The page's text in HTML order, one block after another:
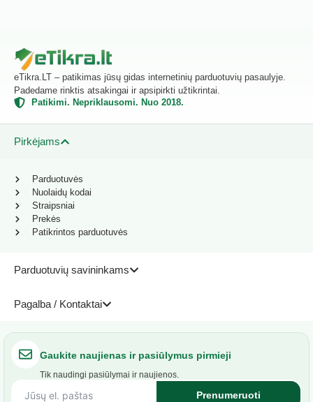
eTikra.LT – patikimas jūsų gidas internetinių parduotuvių pasaulyje.
Padedame rinktis atsakingai ir apsipirkti užtikrintai.
Patikimi. Nepriklausomi. Nuo 2018.
Pirkėjams
Parduotuvių savininkams
Pagalba / Kontaktai
Parduotuvės
Nuolaidų kodai
Straipsniai
Prekės
Patikrintos parduotuvės
Gaukite naujienas ir pasiūlymus pirmieji
Tik naudingi pasiūlymai ir naujienos.
Prenumeruoti